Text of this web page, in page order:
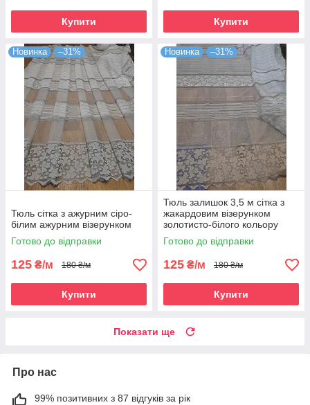
Купити Купити
Новинка –31%
Тюль сітка з ажурним сіро-
білим ажурним візерунком
Готово до відправки
125 ₴/м 180 ₴/м
Купити
Новинка –31%
Тюль залишок 3,5 м сітка з
жакардовим візерунком
золотисто-білого кольору
Готово до відправки
125 ₴/м 180 ₴/м
Купити
Показати ще
Про нас
99% позитивних з 87 відгуків за рік